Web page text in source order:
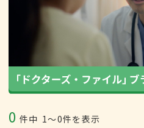
0 件中 1〜0件を表示